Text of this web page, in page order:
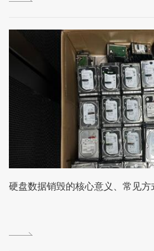
硬盘数据销毁的核心意义、常见方